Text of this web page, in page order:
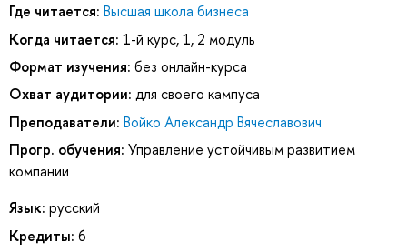
Где читается: Высшая школа бизнеса
Когда читается: 1-й курс, 1, 2 модуль
Формат изучения: без онлайн-курса
Охват аудитории: для своего кампуса
Преподаватели: Войко Александр Вячеславович
Прогр. обучения: Управление устойчивым развитием
компании
Язык: русский
Кредиты: 6